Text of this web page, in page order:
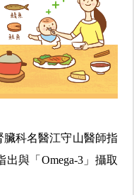
臟科名醫江守山醫師指
與「Omega-3」攝取